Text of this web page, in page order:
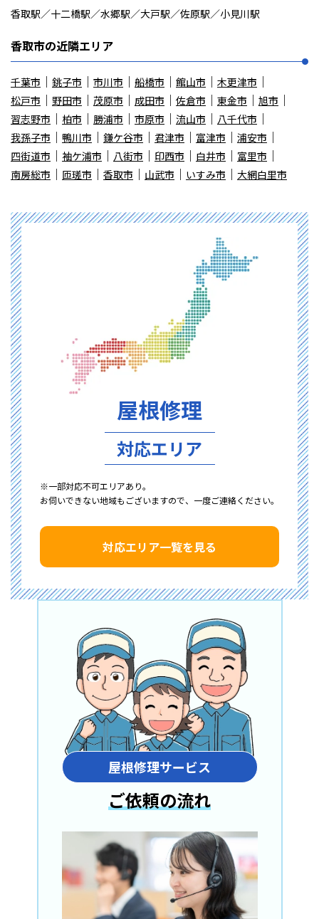
香取駅／十二橋駅／水郷駅／大戸駅／佐原駅／小見川駅
香取市の近隣エリア
千葉市 銚子市 市川市 船橋市 館山市
木更津市
松戸市
野田市 茂原市 成田市 佐倉市 東金市
旭市
習志野市
柏市 勝浦市 市原市 流山市
八千代市
我孫子市
鴨川市 鎌ケ谷市 君津市 富津市
浦安市
四街道市
袖ケ浦市 八街市 印西市 白井市
富里市
南房総市
匝瑳市 香取市 山武市 いすみ市 大網白里市
屋根修理
対応エリア
※一部対応不可エリアあり。
お伺いできない地域もございますので、一度ご連絡ください。
対応エリア一覧を見る
屋根修理サービス
ご依頼の流れ